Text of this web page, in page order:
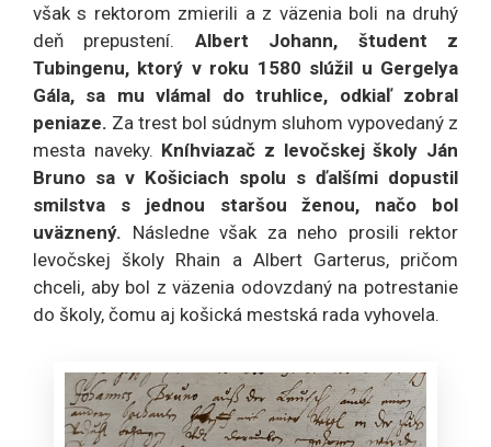
však s rektorom zmierili a z väzenia boli na druhý
deň prepustení. Albert Johann, študent z
Tubingenu, ktorý v roku 1580 slúžil u Gergelya
Gála, sa mu vlámal do truhlice, odkiaľ zobral
peniaze. Za trest bol súdnym sluhom vypovedaný z
mesta naveky. Kníhviazač z levočskej školy Ján
Bruno sa v Košiciach spolu s ďalšími dopustil
smilstva s jednou staršou ženou, načo bol
uväznený. Následne však za neho prosili rektor
levočskej školy Rhain a Albert Garterus, pričom
chceli, aby bol z väzenia odovzdaný na potrestanie
do školy, čomu aj košická mestská rada vyhovela.